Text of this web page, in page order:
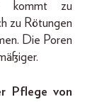
kommt zu
zu Rötungen
Die Poren
Pflege von